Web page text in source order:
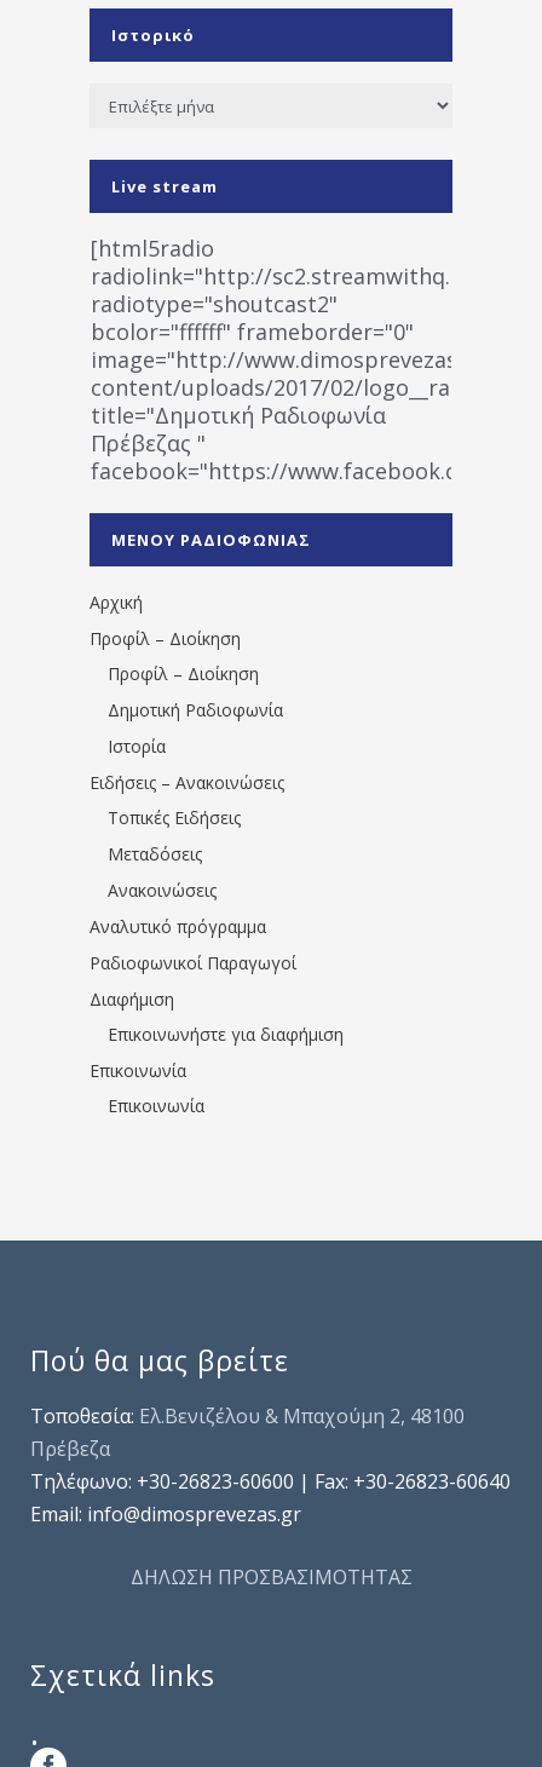
Ιστορικό
Ιστορικό
Live stream
[html5radio
radiolink="http://
radiotype="shoutcast2"
bcolor="ffffff" frameborder="0"
image="http://www.dimosprevezas.gr/wp-
content/uploads/2017/02/
title="Δημοτική Ραδιοφωνία
Πρέβεζας "
facebook="https://www.facebook.com/
1531194763766854/" artist="" ]
ΜΕΝΟΥ ΡΑΔΙΟΦΩΝΙΑΣ
Αρχική
Προφίλ – Διοίκηση
Προφίλ – Διοίκηση
Δημοτική Ραδιοφωνία
Ιστορία
Ειδήσεις – Ανακοινώσεις
Τοπικές Ειδήσεις
Μεταδόσεις
Ανακοινώσεις
Αναλυτικό πρόγραμμα
Ραδιοφωνικοί Παραγωγοί
Διαφήμιση
Επικοινωνήστε για διαφήμιση
Επικοινωνία
Επικοινωνία
Πού θα μας βρείτε
Τοποθεσία: Ελ.Βενιζέλου & Μπαχούμη 2, 48100
Πρέβεζα
Τηλέφωνo: +30-26823-60600 | Fax: +30-26823-60640
Email: info@dimosprevezas.gr
ΔΗΛΩΣΗ ΠΡΟΣΒΑΣΙΜΟΤΗΤΑΣ
Σχετικά links
.